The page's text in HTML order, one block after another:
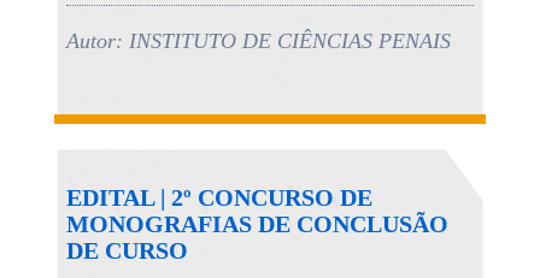
Autor: INSTITUTO DE CIÊNCIAS PENAIS
EDITAL | 2º CONCURSO DE
MONOGRAFIAS DE CONCLUSÃO
DE CURSO